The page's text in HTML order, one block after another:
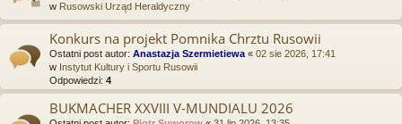
w Rusowski Urząd Heraldyczny
Konkurs na projekt Pomnika Chrztu Rusowii
Ostatni post autor: Anastazja Szermietiewa « 02 sie 2026, 17:41
w Instytut Kultury i Sportu Rusowii
Odpowiedzi: 4
BUKMACHER XXVIII V-MUNDIALU 2026